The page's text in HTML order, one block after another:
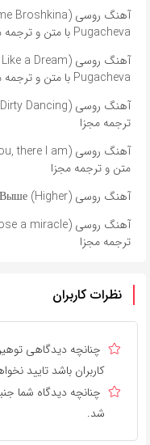
Pugacheva با متن و ترجمه مجزا
Pugacheva با متن و ترجمه مجزا
ترجمه مجزا
متن و ترجمه مجزا
آهنگ روسی Выше (Higher) از NYUSHA با متن و ترجمه مجزا
ترجمه مجزا
نظرات کاربران
چنانچه دیدگاهی
کاربران باشد تایید
چنانچه دیدگاه شما
شد.